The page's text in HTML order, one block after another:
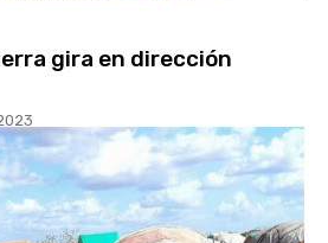
gira en dirección